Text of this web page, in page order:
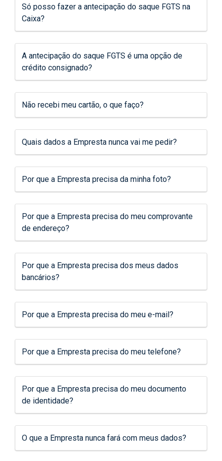
Só posso fazer a antecipação do saque FGTS na
Caixa?
A antecipação do saque FGTS é uma opção de
crédito consignado?
Não recebi meu cartão, o que faço?
Quais dados a Empresta nunca vai me pedir?
Por que a Empresta precisa da minha foto?
Por que a Empresta precisa do meu comprovante
de endereço?
Por que a Empresta precisa dos meus dados
bancários?
Por que a Empresta precisa do meu e-mail?
Por que a Empresta precisa do meu telefone?
Por que a Empresta precisa do meu documento
de identidade?
O que a Empresta nunca fará com meus dados?